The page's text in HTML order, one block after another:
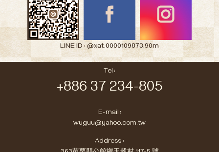
LINE ID : @xat.0000109873.90m
Tel :
+886 37 234-805
E-mail :
wuguu@yahoo.com.tw
Address :